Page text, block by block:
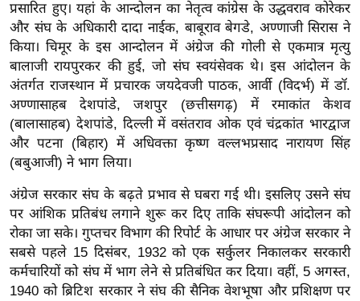
w
s
ला
इ
फ
स्टा
इ
ल
टे
क्नॉ
लॉ
जी
ब्यू
टी
प्रसारित हुए। यहां के आन्दोलन का नेतृत्व कांग्रेस के उद्धवराव कोरेकर
और संघ के अधिकारी दादा नाईक, बाबूराव बेगडे, अण्णाजी सिरास ने
किया। चिमूर के इस आन्दोलन में अंग्रेज की गोली से एकमात्र मृत्यु
बालाजी रायपुरकर की हुई, जो संघ स्वयंसेवक थे। इस आंदोलन के
अंतर्गत राजस्थान में प्रचारक जयदेवजी पाठक, आर्वी (विदर्भ) में डॉ.
अण्णासाहब देशपांडे, जशपुर (छत्तीसगढ़) में रमाकांत केशव
(बालासाहब) देशपांडे, दिल्ली में वसंतराव ओक एवं चंद्रकांत भारद्वाज
और पटना (बिहार) में अधिवक्ता कृष्ण वल्लभप्रसाद नारायण सिंह
(बबुआजी) ने भाग लिया।
अंग्रेज सरकार संघ के बढ़ते प्रभाव से घबरा गई थी। इसलिए उसने संघ
पर आंशिक प्रतिबंध लगाने शुरू कर दिए ताकि संघरूपी आंदोलन को
रोका जा सके। गुप्तचर विभाग की रिपोर्ट के आधार पर अंग्रेज सरकार ने
सबसे पहले 15 दिसंबर, 1932 को एक सर्कुलर निकालकर सरकारी
कर्मचारियों को संघ में भाग लेने से प्रतिबंधित कर दिया। वहीं, 5 अगस्त,
1940 को ब्रिटिश सरकार ने संघ की सैनिक वेशभूषा और प्रशिक्षण पर